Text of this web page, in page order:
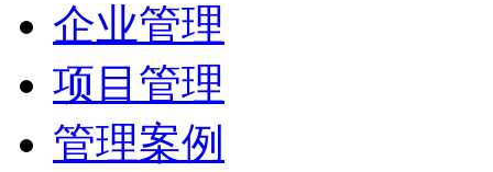
企业管理
项目管理
管理案例